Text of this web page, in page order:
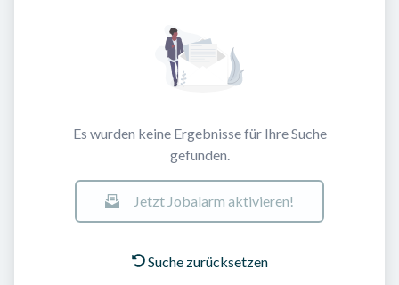
Es wurden keine Ergebnisse für Ihre Suche
gefunden.
Jetzt Jobalarm aktivieren!
Suche zurücksetzen